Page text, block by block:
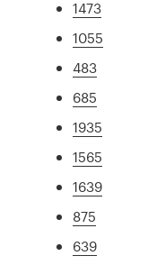
1473
1055
483
685
1935
1565
1639
875
639